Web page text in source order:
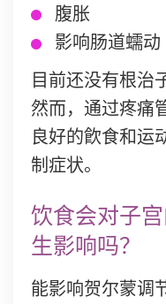
腹胀
影响肠道蠕动
目前还没有根治
然而，通过疼痛
良好的飮食和运
制症状。
饮食会对子
生影响吗？
能影响贺尔蒙调